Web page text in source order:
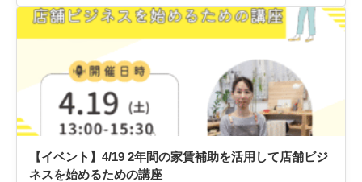
【イベント】4/19 2年間の家賃補助を活用して店舗ビジ
ネスを始めるための講座